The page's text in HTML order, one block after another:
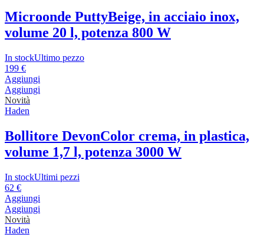
Microonde PuttyBeige, in acciaio inox,
volume 20 l, potenza 800 W
In stockUltimo pezzo
199 €
Aggiungi
Aggiungi
Novità
Haden
Bollitore DevonColor crema, in plastica,
volume 1,7 l, potenza 3000 W
In stockUltimi pezzi
62 €
Aggiungi
Aggiungi
Novità
Haden